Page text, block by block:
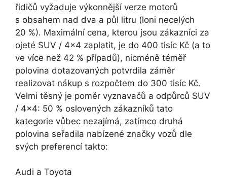
řidičů vyžaduje výkonnější verze motorů
s obsahem nad dva a půl litru (loni necelých
20 %). Maximální cena, kterou jsou zákazníci za
ojeté SUV / 4×4 zaplatit, je do 400 tisíc Kč (a to
ve více než 42 % případů), nicméně téměř
polovina dotazovaných potvrdila záměr
realizovat nákup s rozpočtem do 300 tisíc Kč.
Velmi těsný je poměr vyznavačů a odpůrců SUV
/ 4×4: 50 % oslovených zákazníků tato
kategorie vůbec nezajímá, zatímco druhá
polovina seřadila nabízené značky vozů dle
svých preferencí takto:
Audi a Toyota